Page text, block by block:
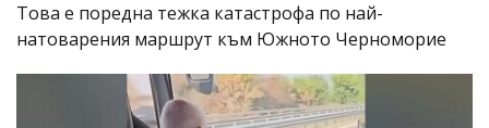
Това е поредна тежка катастрофа по най-
натоварения маршрут към Южното Черноморие